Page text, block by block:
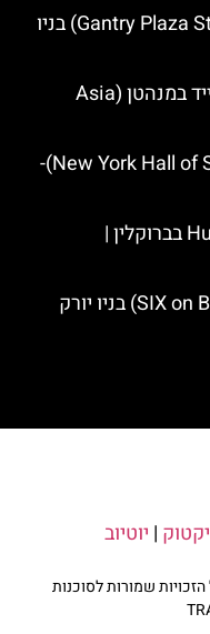
פארק גאנטרי פלאזה (Gantry Plaza State Park) בניו
המוזיאון האסייתי באפר איסט סייד במנהטן (Asia
היכל המדע של ניו יורק (New York Hall of Science)-
פארק Hunter’s Point South Park בברוקלין |
| יוטיוב
שמורות לסוכנות